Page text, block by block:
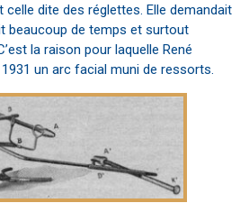
dite des réglettes. Elle demandait
beaucoup de temps et surtout
la raison pour laquelle René
un arc facial muni de ressorts.